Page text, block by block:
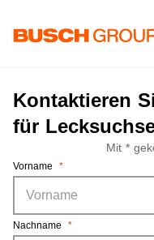
Kontaktieren
für
Mit *
Vorname *
Nachname *